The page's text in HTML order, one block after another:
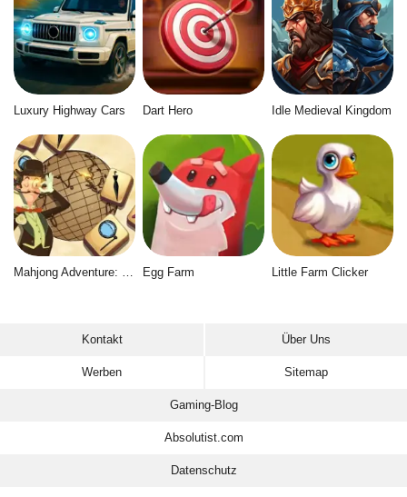
Luxury Highway Cars Dart Hero Idle Medieval Kingdom
Egg Farm Little Farm Clicker
Kontakt Über Uns
Werben Sitemap
Gaming-Blog
Absolutist.com
Datenschutz